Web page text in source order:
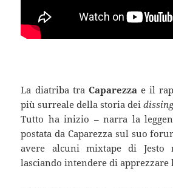
La diatriba tra Caparezzae il
più surreale della storia dei
Tutto ha inizio – narra la
postata da Caparezza sul suo
avere alcuni mixtape di Jesto
lasciando intendere di apprezzare